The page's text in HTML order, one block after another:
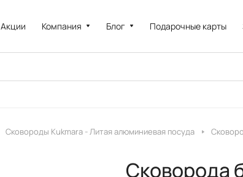
Акции Компания Блог Подарочные карты
Сковороды Kukmara - Литая алюминиевая посуда
Сковорода